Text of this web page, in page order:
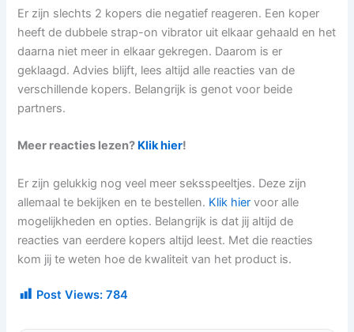
Er zijn slechts 2 kopers die negatief reageren. Een koper
heeft de dubbele strap-on vibrator uit elkaar gehaald en het
daarna niet meer in elkaar gekregen. Daarom is er
geklaagd. Advies blijft, lees altijd alle reacties van de
verschillende kopers. Belangrijk is genot voor beide
partners.
Meer reacties lezen? Klik hier!
Er zijn gelukkig nog veel meer seksspeeltjes. Deze zijn
allemaal te bekijken en te bestellen. Klik hier voor alle
mogelijkheden en opties. Belangrijk is dat jij altijd de
reacties van eerdere kopers altijd leest. Met die reacties
kom jij te weten hoe de kwaliteit van het product is.
Post Views: 784